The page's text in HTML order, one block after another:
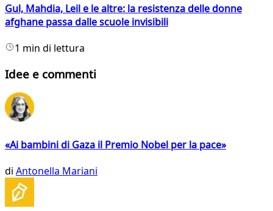
Gul, Mahdia, Leil e le altre: la resistenza delle donne
afghane passa dalle scuole invisibili
1 min di lettura
Idee e commenti
«Ai bambini di Gaza il Premio Nobel per la pace»
di Antonella Mariani